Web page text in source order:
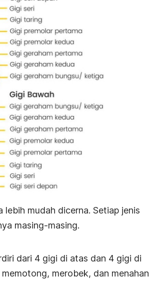
mudah dicerna. Setiap jenis
masing-masing.
dari 4 gigi di atas dan 4 gigi di
merobek, dan menahan